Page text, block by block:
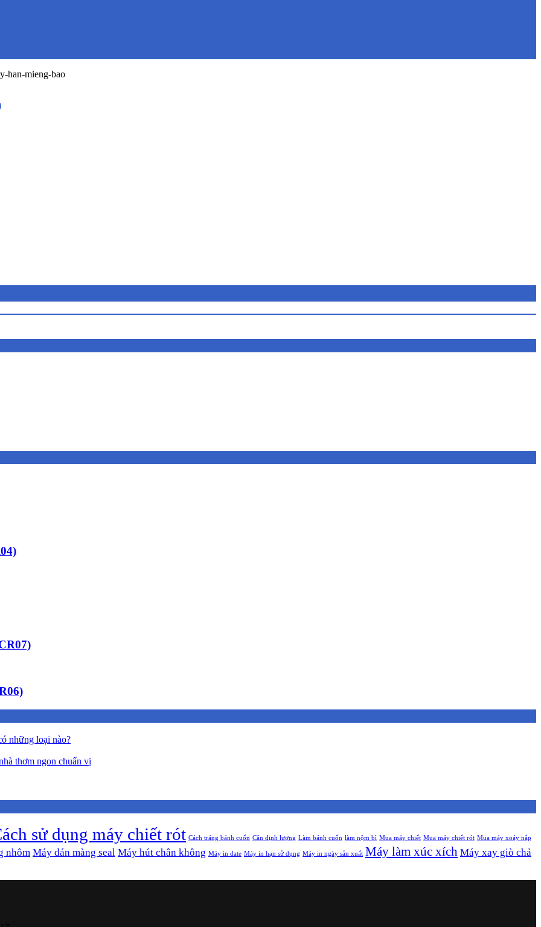
han-mieng-bao
những loại nào?
thơm ngon chuẩn vị
sử dụng máy chiết rót Cách tráng bánh cuốn Cân định lượng Làm bánh cuốn làm nộm bì Mua máy chiết Mua máy chiết rót Mua máy xoáy nắp
nhôm Máy dán màng seal Máy hút chân không Máy in date Máy in hạn sử dụng Máy in ngày sản xuất Máy làm xúc xích Máy xay giò chả